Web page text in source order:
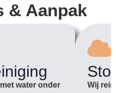
& Aanpak
water onder
Wij